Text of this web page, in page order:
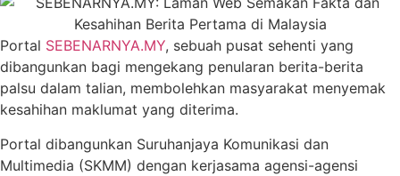
Portal SEBENARNYA.MY, sebuah pusat sehenti yang
dibangunkan bagi mengekang penularan berita-berita
palsu dalam talian, membolehkan masyarakat menyemak
kesahihan maklumat yang diterima.
Portal dibangunkan Suruhanjaya Komunikasi dan
Multimedia (SKMM) dengan kerjasama agensi-agensi